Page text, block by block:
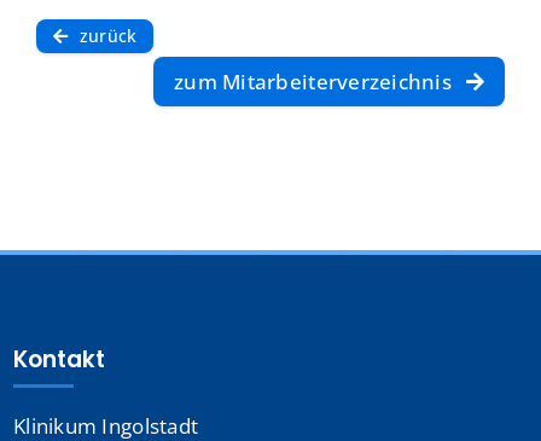
zurück
zum Mitarbeiterverzeichnis
Kontakt
Klinikum Ingolstadt